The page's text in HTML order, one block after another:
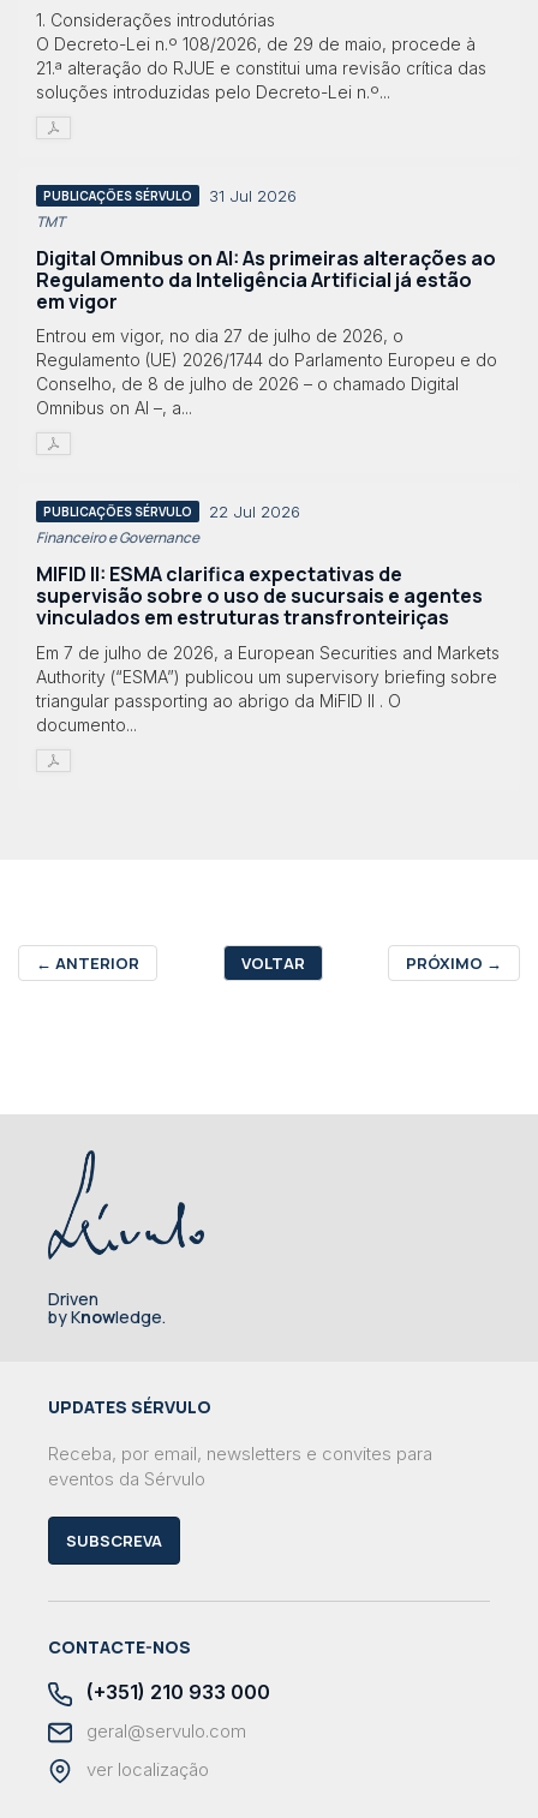
1. Considerações introdutórias
O Decreto-Lei n.º 108/2026, de 29 de maio, procede à
21.ª alteração do RJUE e constitui uma revisão crítica das
soluções introduzidas pelo Decreto-Lei n.º...
PUBLICAÇÕES SÉRVULO 31 Jul 2026
TMT
Digital Omnibus on AI: As primeiras alterações ao
Regulamento da Inteligência Artificial já estão
em vigor
Entrou em vigor, no dia 27 de julho de 2026, o
Regulamento (UE) 2026/1744 do Parlamento Europeu e do
Conselho, de 8 de julho de 2026 – o chamado Digital
Omnibus on AI –, a...
PUBLICAÇÕES SÉRVULO 22 Jul 2026
Financeiro e Governance
MIFID II: ESMA clarifica expectativas de
supervisão sobre o uso de sucursais e agentes
vinculados em estruturas transfronteiriças
Em 7 de julho de 2026, a European Securities and Markets
Authority (“ESMA”) publicou um supervisory briefing sobre
triangular passporting ao abrigo da MiFID II . O
documento...
← ANTERIOR VOLTAR PRÓXIMO →
Driven
by Knowledge.
UPDATES SÉRVULO
Receba, por email, newsletters e convites para
eventos da Sérvulo
SUBSCREVA
CONTACTE-NOS
(+351) 210 933 000
geral@servulo.com
ver localização